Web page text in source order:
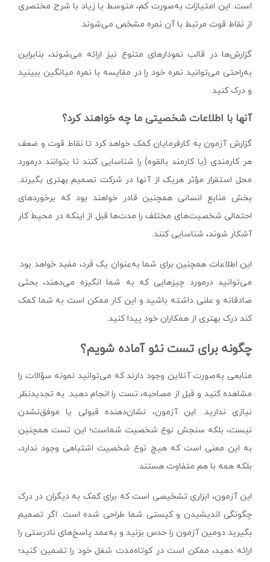
است. این امتیازات به‌صورت کم، متوسط ​​یا زیاد با شرح مختصری
از نقاط قوت مرتبط با آن نمره مشخص می‌شوند.
گزارش‌ها در قالب نمودارهای متنوع نیز ارائه می‌شوند، بنابراین
به‌راحتی می‌توانید نمره خود را در مقایسه با نمره میانگین ببینید
و درک کنید.
آنها با اطلاعات شخصیتی ما چه خواهند کرد؟
گزارش آزمون به کارفرمایان کمک خواهد کرد تا نقاط قوت و ضعف
هر کارمندی (یا کارمند بالقوه) را شناسایی کنند تا بتوانند درمورد
محل استقرار مؤثر هریک از آنها در شرکت تصمیم بهتری بگیرند.
بخش‌ منابع انسانی همچنین قادر خواهند بود که برخوردهای
احتمالی شخصیت‌های مختلف را مدت‌ها قبل از اینکه در محیط کار
آشکار شوند، شناسایی کنند.
این اطلاعات همچنین برای شما به‌عنوان یک فرد، مفید خواهد بود.
می‌توانید درمورد چیزهایی که به شما انگیزه می‌دهند، بحثی
صادقانه و علنی داشته باشید و این کار ممکن است به شما کمک
کند درک بهتری از همکاران خود پیدا کنید.
چگونه برای تست نئو آماده شویم؟
منابعی به‌صورت آنلاین وجود دارند که می‌توانید نمونه‌ سؤالات را
مشاهده کنید و قبل از مصاحبه، تست را انجام دهید. به تجدید‌نظر
نیازی ندارید. این آزمون، نشان‌دهنده قبولی یا موفق‌نشدن
نیست، بلکه سنجش نوع شخصیت شماست؛ این تست همچنین
به این معنی است که هیچ نوع شخصیت اشتباهی وجود ندارد،
بلکه همه با هم متفاوت هستند.
این آزمون، ابزاری تشخیصی است که برای کمک به دیگران در درک
چگونگی اندیشیدن و کیستی شما طراحی شده است. اگر تصمیم
بگیرید دومین آزمون را حدس بزنید و به‌عمد پاسخ‌های نادرستی را
ارائه دهید، ممکن است در کوتاه‌مدت شغل خود را تضمین کنید؛